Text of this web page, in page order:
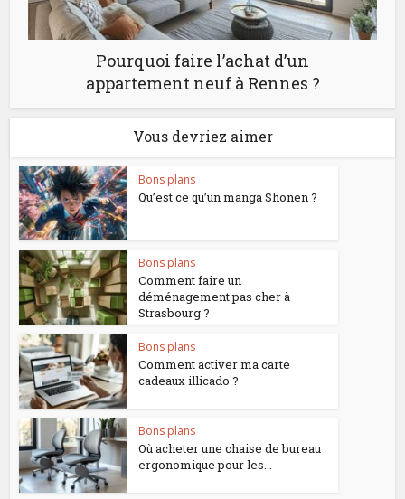
Pourquoi faire l’achat d’un
appartement neuf à Rennes ?
Vous devriez aimer
Bons plans
Qu’est ce qu’un manga Shonen ?
Bons plans
Comment faire un
déménagement pas cher à
Strasbourg ?
Bons plans
Comment activer ma carte
cadeaux illicado ?
Bons plans
Où acheter une chaise de bureau
ergonomique pour les...